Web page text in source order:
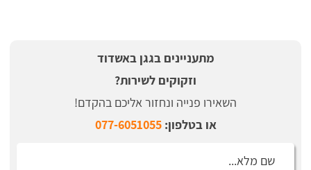
מתעניינים בגגן באשדוד
וזקוקים לשירות?
השאירו פנייה ונחזור אליכם בהקדם!
או בטלפון:077-6051055